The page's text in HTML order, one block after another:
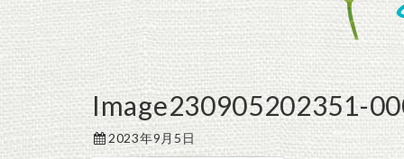
Image230905202351-
2023年9月5日